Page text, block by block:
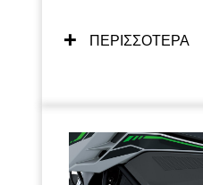
προσφέρει ισχυρή
εκκίνηση και
χαρακτηριστικά
e-Boost και η
ακόμα πιο
ΠΕΡΙΣΣΟΤΕΡΑ